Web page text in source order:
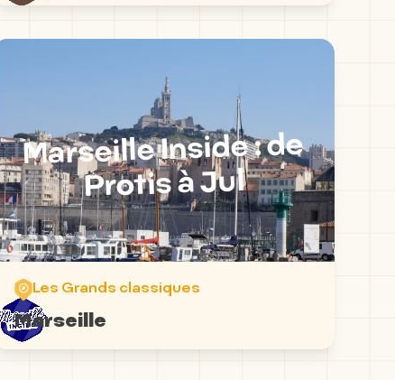
Marseille Inside : de
Protis à Jul
Les Grands classiques
Marseille